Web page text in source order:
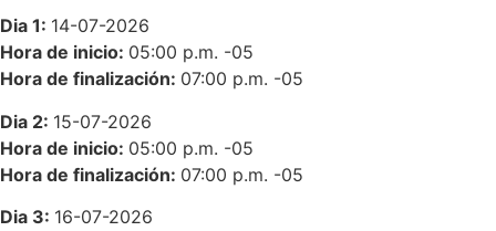
Dia 1: 14-07-2026
Hora de inicio: 05:00 p.m. -05
Hora de finalización: 07:00 p.m. -05
Dia 2: 15-07-2026
Hora de inicio: 05:00 p.m. -05
Hora de finalización: 07:00 p.m. -05
Dia 3: 16-07-2026